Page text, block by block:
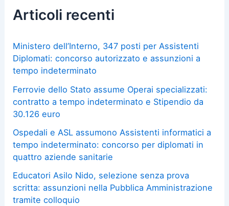
Articoli recenti
Ministero dell’Interno, 347 posti per Assistenti
Diplomati: concorso autorizzato e assunzioni a
tempo indeterminato
Ferrovie dello Stato assume Operai specializzati:
contratto a tempo indeterminato e Stipendio da
30.126 euro
Ospedali e ASL assumono Assistenti informatici a
tempo indeterminato: concorso per diplomati in
quattro aziende sanitarie
Educatori Asilo Nido, selezione senza prova
scritta: assunzioni nella Pubblica Amministrazione
tramite colloquio